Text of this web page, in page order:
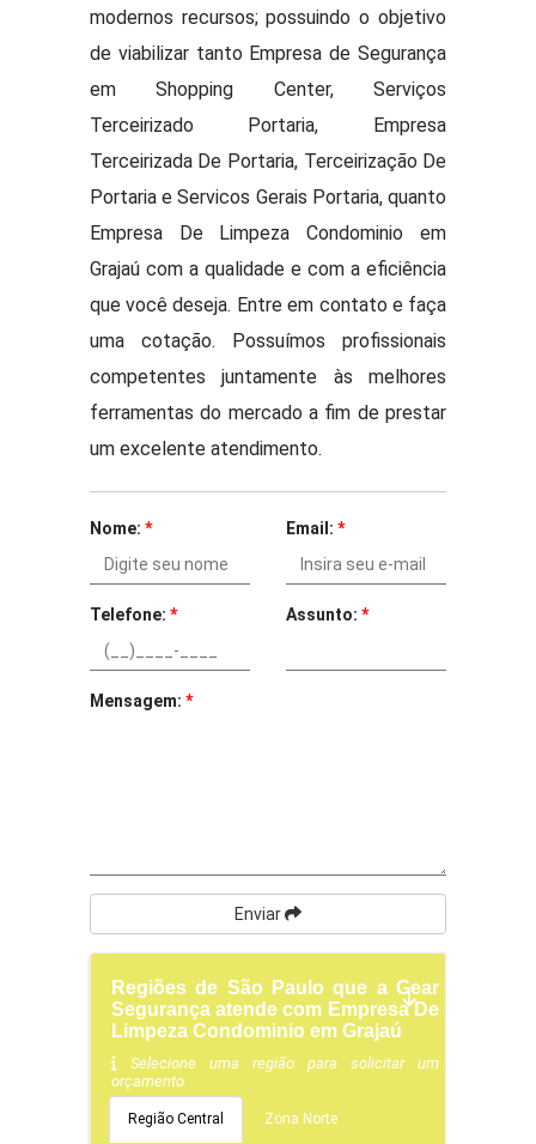
modernos recursos; possuindo o objetivo
de viabilizar tanto Empresa de Segurança
em Shopping Center, Serviços
Terceirizado Portaria, Empresa
Terceirizada De Portaria, Terceirização De
Portaria e Servicos Gerais Portaria, quanto
Empresa De Limpeza Condominio em
Grajaú com a qualidade e com a eficiência
que você deseja. Entre em contato e faça
uma cotação. Possuímos profissionais
competentes juntamente às melhores
ferramentas do mercado a fim de prestar
um excelente atendimento.
Nome: * Email: *
Telefone: * Assunto: *
Mensagem: *
Enviar
Regiões de São Paulo que a Gear
Segurança atende com Empresa De
Limpeza Condominio em Grajaú
Selecione uma região para solicitar um
orçamento
Região Central Zona Norte